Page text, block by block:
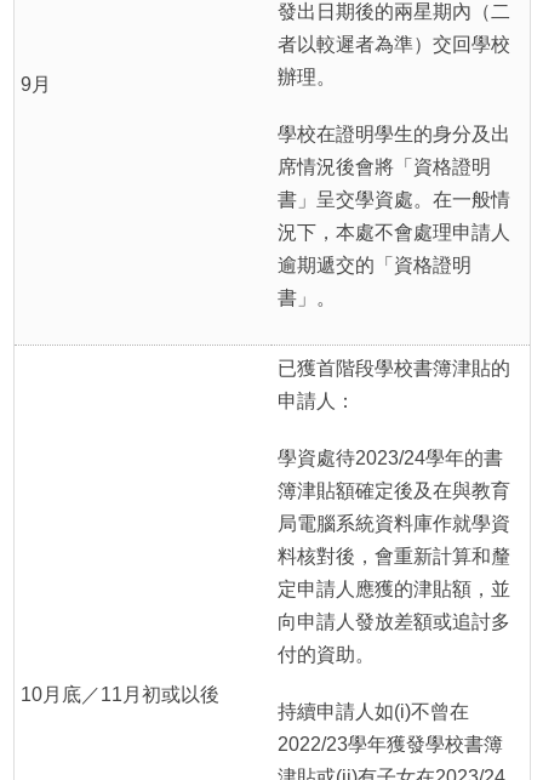
9月
發出日期後的兩星期內（二
者以較遲者為準）交回學校
辦理。
學校在證明學生的身分及出
席情況後會將「資格證明
書」呈交學資處。在一般情
況下，本處不會處理申請人
逾期遞交的「資格證明
書」。
10月底／11月初或以後
已獲首階段學校書簿津貼的
申請人：
學資處待2023/24學年的書
簿津貼額確定後及在與教育
局電腦系統資料庫作就學資
料核對後，會重新計算和釐
定申請人應獲的津貼額，並
向申請人發放差額或追討多
付的資助。
持續申請人如(i)不曾在
2022/23學年獲發學校書簿